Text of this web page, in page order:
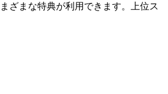
ざまな特典が利用できます。上位ス